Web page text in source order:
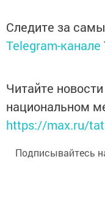
Следите за
Telegram-канале
Читайте
национальном
https://max.ru/
Подписывайтесь